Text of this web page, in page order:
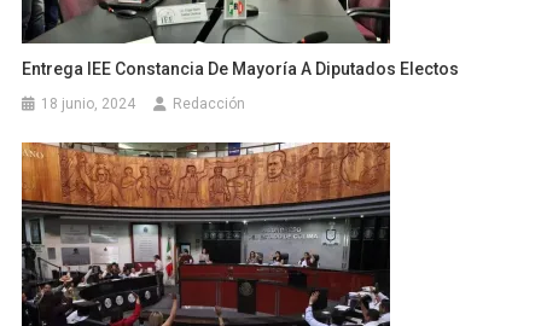
Entrega IEE Constancia De Mayoría A Diputados Electos
18 junio, 2024 Redacción